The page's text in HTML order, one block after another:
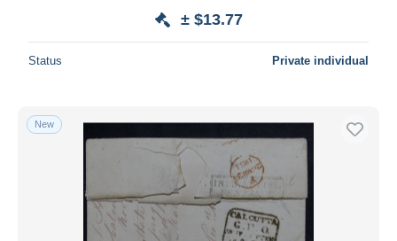
± $13.77
Status Private individual
New